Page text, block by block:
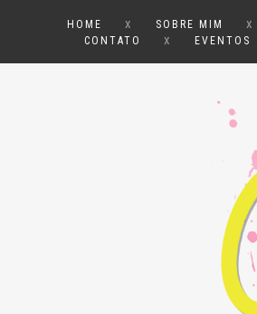
HOME x SOBRE MIM x
CONTATO x EVENTOS